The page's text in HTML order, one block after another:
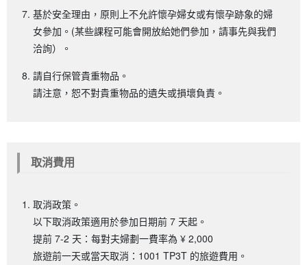
基於安全理由，原則上不允許懷孕婦女或有懷孕跡象的婦
女參加。(某些課程可能會開放給她們參加，請事先與我們
洽詢）。
請自行保管貴重物品。
請注意，恕不對貴重物品的遺失或損壞負責。
取消費用
取消政策。
以下取消政策適用於參加日期前 7 天起。
提前 7-2 天：每對夫婦劃一費率為 ¥ 2,000
旅遊前一天或當天取消：1001 TP3T 的旅遊費用。